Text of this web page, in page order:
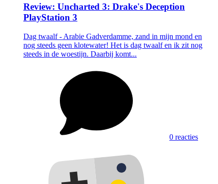
Review: Uncharted 3: Drake's Deception
PlayStation 3
Dag twaalf - Arabie Gadverdamme, zand in mijn mond en
nog steeds geen klotewater! Het is dag twaalf en ik zit nog
steeds in de woestijn. Daarbij komt...
0 reacties